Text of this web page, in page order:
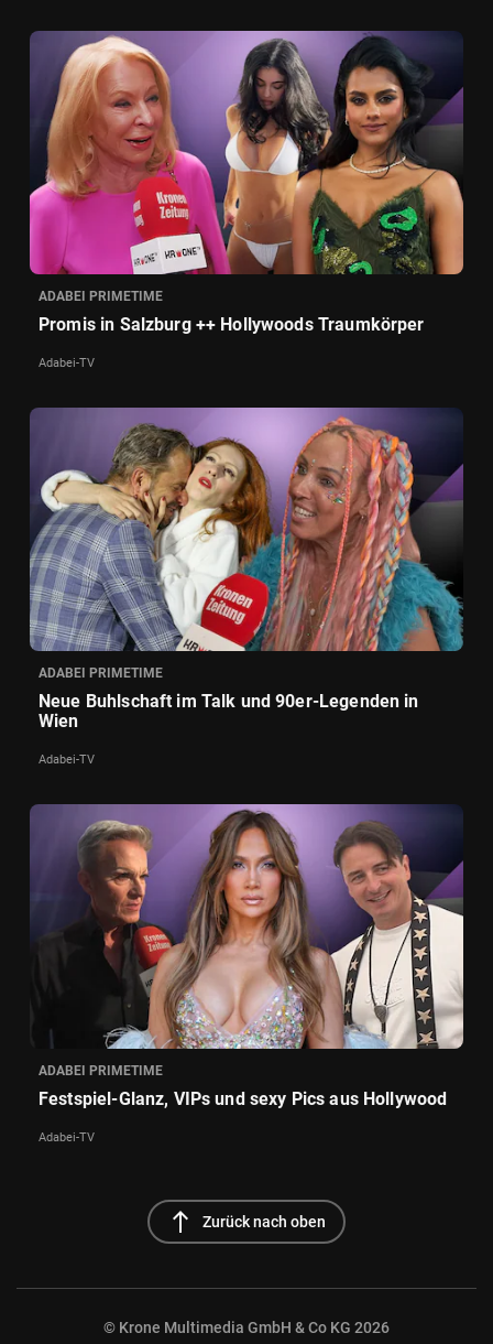
ADABEI PRIMETIME
Promis in Salzburg ++ Hollywoods Traumkörper
Adabei-TV
ADABEI PRIMETIME
Neue Buhlschaft im Talk und 90er-Legenden in
Wien
Adabei-TV
ADABEI PRIMETIME
Festspiel-Glanz, VIPs und sexy Pics aus Hollywood
Adabei-TV
north Zurück nach oben
© Krone Multimedia GmbH & Co KG 2026